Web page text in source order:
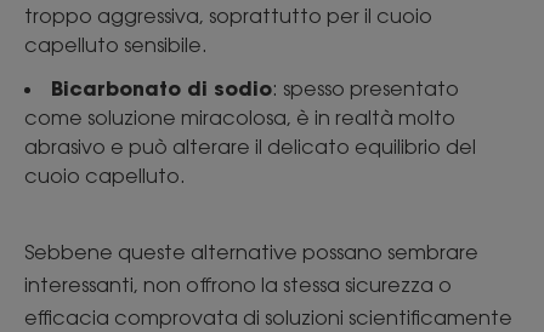
troppo aggressiva, soprattutto per il cuoio
capelluto sensibile.
Bicarbonato di sodio: spesso presentato
come soluzione miracolosa, è in realtà molto
abrasivo e può alterare il delicato equilibrio del
cuoio capelluto.
Sebbene queste alternative possano sembrare
interessanti, non offrono la stessa sicurezza o
efficacia comprovata di soluzioni scientificamente